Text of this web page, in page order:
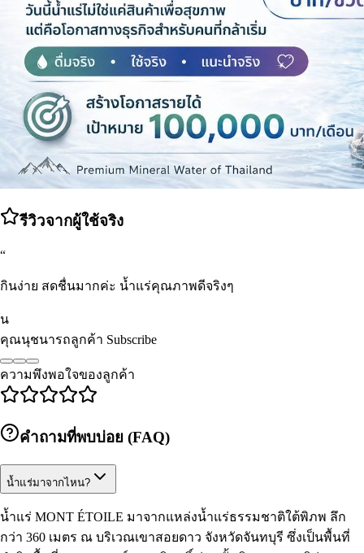
รีวิวจากผู้ใช้จริง
“
กินง่าย สดชื่นมากค่ะ น้ำแร่คุณภาพดีจริงๆ
น
คุณนุชนารถลูกค้า Subscribe
ความพึงพอใจของลูกค้า
คำถามที่พบบ่อย (FAQ)
น้ำแร่มาจากไหน?
น้ำแร่ MONT ÉTOILE มาจากแหล่งน้ำแร่ธรรมชาติใต้พิภพ ลึก
กว่า 360 เมตร ณ บริเวณเขาสอยดาว จังหวัดจันทบุรี ซึ่งเป็นพื้นที่